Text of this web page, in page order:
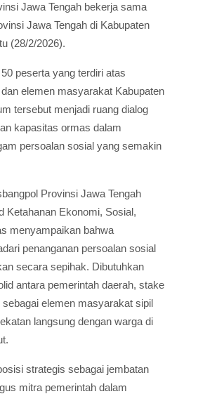
Jawa Tengah bekerja sama
Jawa Tengah di Kabupaten
(28/2/2026).
peserta yang terdiri atas
elemen masyarakat Kabupaten
tersebut menjadi ruang dialog
kapasitas ormas dalam
persoalan sosial yang semakin
Provinsi Jawa Tengah
Ketahanan Ekonomi, Sosial,
menyampaikan bahwa
penanganan persoalan sosial
secara sepihak. Dibutuhkan
antara pemerintah daerah, stake
elemen masyarakat sipil
langsung dengan warga di
strategis sebagai jembatan
mitra pemerintah dalam